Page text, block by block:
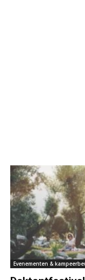
Evenementen &